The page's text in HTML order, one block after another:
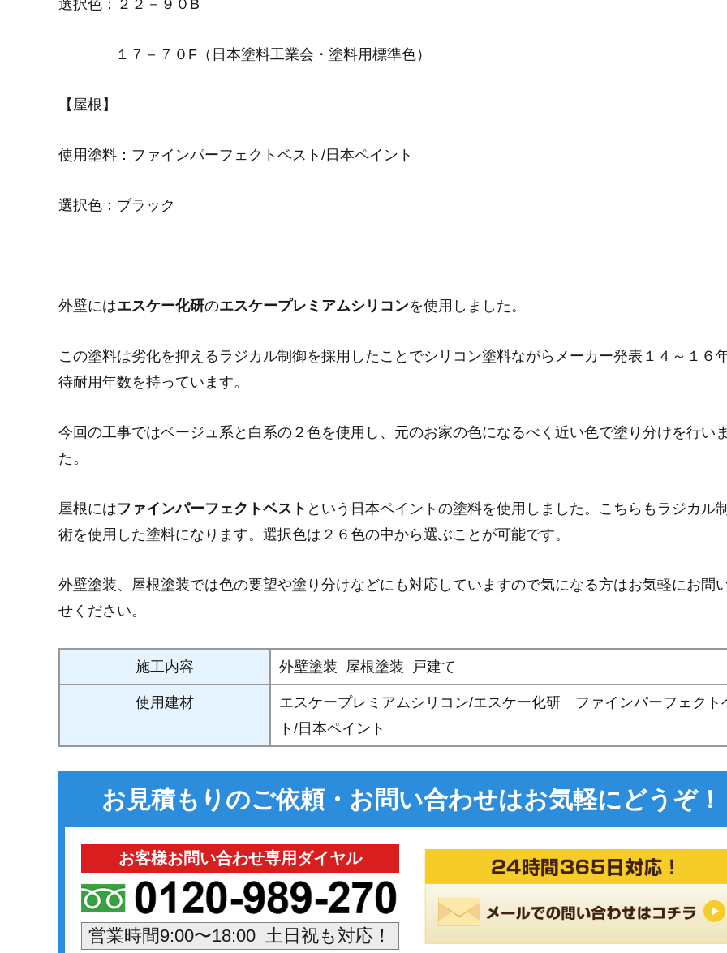
選択色：２２－９０B
１７－７０F（日本塗料工業会・塗料用標準色）
【屋根】
使用塗料：ファインパーフェクトベスト/日本ペイント
選択色：ブラック
外壁にはエスケー化研のエスケープレミアムシリコンを使用しました。
この塗料は劣化を抑えるラジカル制御を採用したことでシリコン塗料ながらメーカー発表１４～１６
待耐用年数を持っています。
今回の工事ではベージュ系と白系の２色を使用し、元のお家の色になるべく近い色で塗り分けを行い
た。
屋根にはファインパーフェクトベスト という日本ペイントの塗料を使用しました。こちらもラジカル
術を使用した塗料になります。選択色は２６色の中から選ぶことが可能です。
外壁塗装、屋根塗装では色の要望や塗り分けなどにも対応していますので気になる方はお気軽にお問
せください。
施工内容 外壁塗装 屋根塗装 戸建て
使用建材
エスケープレミアムシリコン/エスケー化研 ファインパーフェクト
ト/日本ペイント
お見積もりのご依頼・お問い合わせはお気軽にどうぞ！
お客様お問い合わせ専用ダイヤル
営業時間9:00〜18:00 土日祝も対応！